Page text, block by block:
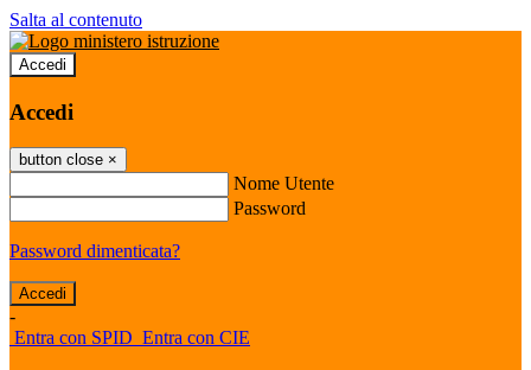
Salta al contenuto
Accedi
Accedi
button close ×
Nome Utente
Password
Password dimenticata?
-
Entra con SPID Entra con CIE